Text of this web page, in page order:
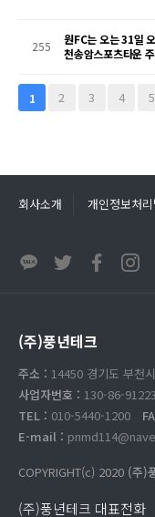
255
원FC는 오는 31일
천송암스포츠타운
1 2 3 4 5
회사소개 개인정보처리
(주)풍년테크
주소 : 14450 경기도 부천
사업자번호 : 130-86-91223
TEL : 010-5440-1200
E-mail :
COPYRIGHT(c) 2020 (주)
(주)풍년테크 대표전화